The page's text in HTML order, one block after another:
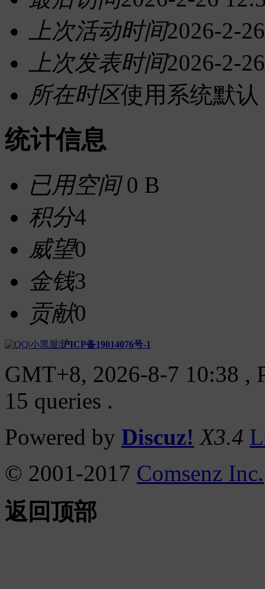
上次活动时间2026-2-
上次发表时间2026-2-
所在时区使用系统默认
统计信息
已用空间0 B
积分4
威望0
金钱3
贡献0
|小黑屋|沪ICP备19014076号-1
GMT+8, 2026-8-7 10:38 ,
15 queries .
Powered by Discuz! X3.4
© 2001-2017 Comsenz Inc.
返回顶部